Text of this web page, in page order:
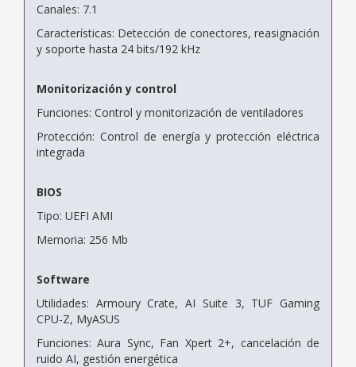
Canales: 7.1
Características: Detección de conectores, reasignación
y soporte hasta 24 bits/192 kHz
Monitorización y control
Funciones: Control y monitorización de ventiladores
Protección: Control de energía y protección eléctrica
integrada
BIOS
Tipo: UEFI AMI
Memoria: 256 Mb
Software
Utilidades: Armoury Crate, AI Suite 3, TUF Gaming
CPU-Z, MyASUS
Funciones: Aura Sync, Fan Xpert 2+, cancelación de
ruido AI, gestión energética